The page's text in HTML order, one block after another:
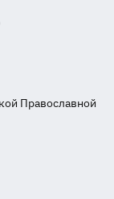
Православной